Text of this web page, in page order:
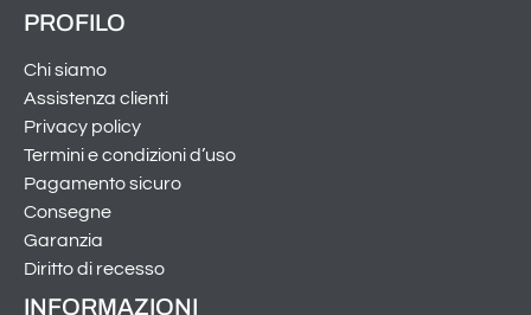
PROFILO
Chi siamo
Assistenza clienti
Privacy policy
Termini e condizioni d’uso
Pagamento sicuro
Consegne
Garanzia
Diritto di recesso
INFORMAZIONI